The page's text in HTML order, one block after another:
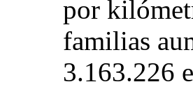
por
familias
3.163.226